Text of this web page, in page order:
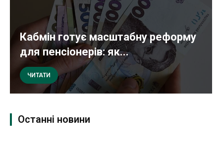
Кабмін готує масштабну реформу
для пенсіонерів: як...
ЧИТАТИ
Останні новини